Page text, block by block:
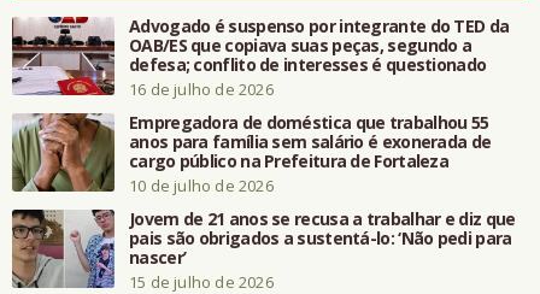
Advogado é suspenso por integrante do TED da
OAB/ES que copiava suas peças, segundo a
defesa; conflito de interesses é questionado
16 de julho de 2026
Empregadora de doméstica que trabalhou 55
anos para família sem salário é exonerada de
cargo público na Prefeitura de Fortaleza
10 de julho de 2026
Jovem de 21 anos se recusa a trabalhar e diz que
pais são obrigados a sustentá-lo: ‘Não pedi para
nascer’
15 de julho de 2026